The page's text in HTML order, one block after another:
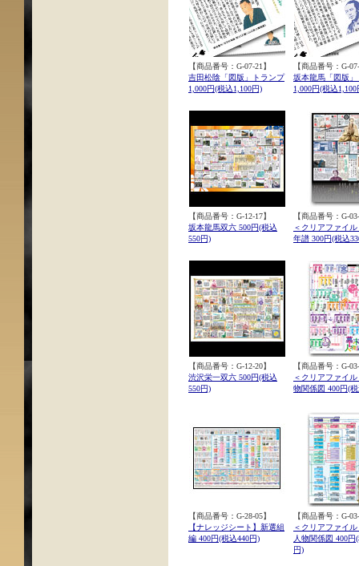
【商品番号：G-07-21】
吉田松陰「図版」トランプ
1,000円(税込1,100円)
【商品番号：G-
坂本龍馬「図版
1,000円(税込1,100
【商品番号：G-12-17】
坂本龍馬双六 500円(税込
550円)
【商品番号：G-
＜クリアファイ
年譜 300円(税込
【商品番号：G-12-20】
渋沢栄一双六 500円(税込
550円)
【商品番号：G-
＜クリアファイ
物関係図 400円(
【商品番号：G-28-05】
【ナレッジシート】新選組
編 400円(税込440円)
【商品番号：G-
＜クリアファイ
人物関係図 400円
円)